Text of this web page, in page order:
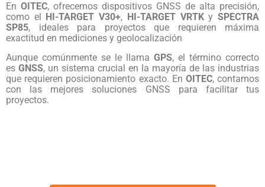
En OITEC, ofrecemos dispositivos GNSS de alta precisión,
como el HI-TARGET V30+, HI-TARGET VRTKySPECTRA
SP85, ideales para proyectos que requieren máxima
exactitud en mediciones y geolocalización
Aunque comúnmente se le llama GPS, el término correcto
es GNSS, un sistema crucial en la mayoría de las industrias
que requieren posicionamiento exacto. En OITEC, contamos
con las mejores soluciones GNSS para facilitar tus
proyectos.